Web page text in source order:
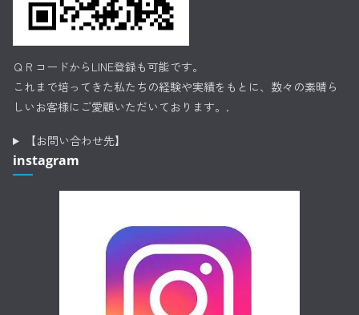
ＱＲコードからLINE登録も可能です。
これまで培ってきた私たちの経験や実績をもとに、数々の素晴ら
しいお客様にご愛顧いただいております。.
【お問い合わせ先】
instagram